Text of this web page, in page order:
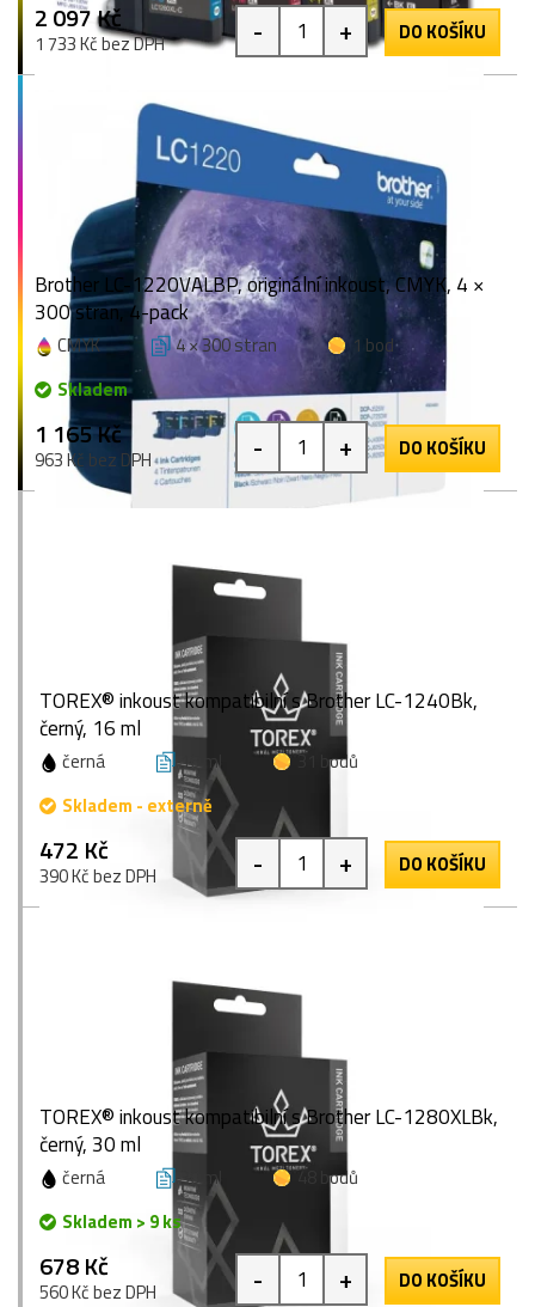
2 097 Kč
1 733 Kč bez DPH - + DO KOŠÍKU
Brother LC-1220VALBP, originální inkoust, CMYK, 4 ×
300 stran, 4-pack
CMYK 4 × 300 stran
1 bod
Skladem
1 165 Kč
963 Kč bez DPH - + DO KOŠÍKU
TOREX® inkoust kompatibilní s Brother LC-1240Bk,
černý, 16 ml
černá 16 ml
31 bodů
Skladem - externě
472 Kč
390 Kč bez DPH - + DO KOŠÍKU
TOREX® inkoust kompatibilní s Brother LC-1280XLBk,
černý, 30 ml
černá 30 ml
48 bodů
Skladem > 9 ks
678 Kč
560 Kč bez DPH - + DO KOŠÍKU